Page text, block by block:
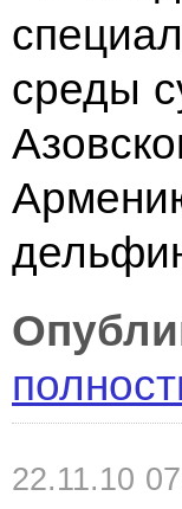
среды
22.11.10